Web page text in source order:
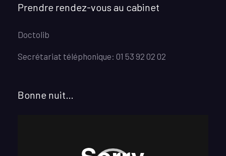
Prendre rendez-vous au cabinet
Doctolib
Secrétariat téléphonique: 01 53 92 02 02
Bonne nuit…